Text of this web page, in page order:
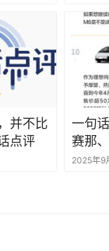
微微
并不比
点评
一句
赛那
GL8
2025年9